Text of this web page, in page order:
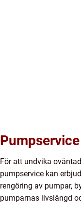
För att undvika
pumpservice kan
rengöring av pumpar,
pumparnas livslängd